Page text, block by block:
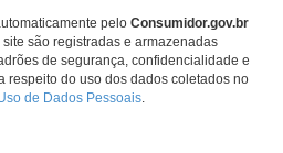
pelo Consumidor.gov.br
são registradas e armazenadas
de segurança, confidencialidade e
respeito do uso dos dados coletados no
de Dados Pessoais.